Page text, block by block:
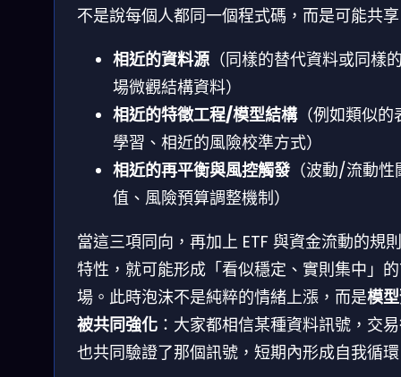
不是說每個人都同一個程式碼，而是可能共
相近的資料源 （同樣的替代資料或同樣
場微觀結構資料）
相近的特徵工程/模型結構（例如類似的
學習、相近的風險校準方式）
相近的再平衡與風控觸發 （波動/流動性
值、風險預算調整機制）
當這三項同向，再加上 ETF 與資金流動的規
特性，就可能形成「看似穩定、實則集中」
場。此時泡沫不是純粹的情緒上漲，而是模
被共同強化 ：大家都相信某種資料訊號，交
也共同驗證了那個訊號，短期內形成自我循